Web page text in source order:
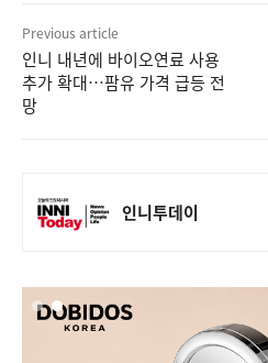
Previous article
인니 내년에 바이오연료 사용
추가 확대…팜유 가격 급등 전
망
인니투데이